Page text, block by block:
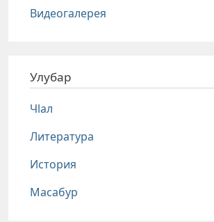
Видеогалерея
Улубар
Чlал
Литература
История
Масабур